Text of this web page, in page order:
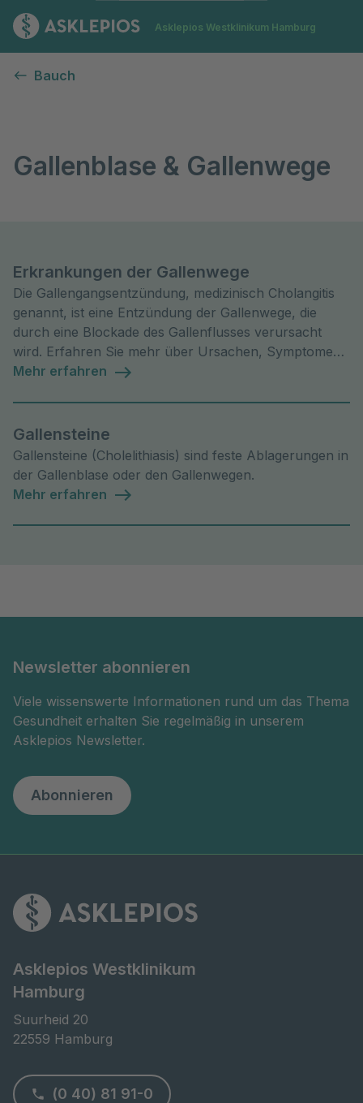
Zur Startseite
Asklepios Westklinikum Hamburg
Bauch
Gallenblase & Gallenwege
Erkrankungen der Gallenwege
Die Gallengangsentzündung, medizinisch Cholangitis
genannt, ist eine Entzündung der Gallenwege, die
durch eine Blockade des Gallenflusses verursacht
wird. Erfahren Sie mehr über Ursachen, Symptome
und Behandlungsmöglichkeiten.
Mehr erfahren
Gallensteine
Gallensteine (Cholelithiasis) sind feste Ablagerungen in
der Gallenblase oder den Gallenwegen.
Mehr erfahren
Newsletter abonnieren
Viele wissenswerte Informationen rund um das Thema
Gesundheit erhalten Sie regelmäßig in unserem
Asklepios Newsletter.
Abonnieren
Asklepios Westklinikum
Hamburg
Suurheid 20
22559 Hamburg
(0 40) 81 91-0